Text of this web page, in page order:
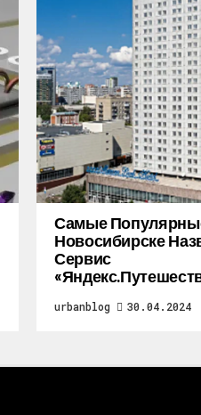
Самые
Новосибирске
Сервис
urbanblog 30.04.2024